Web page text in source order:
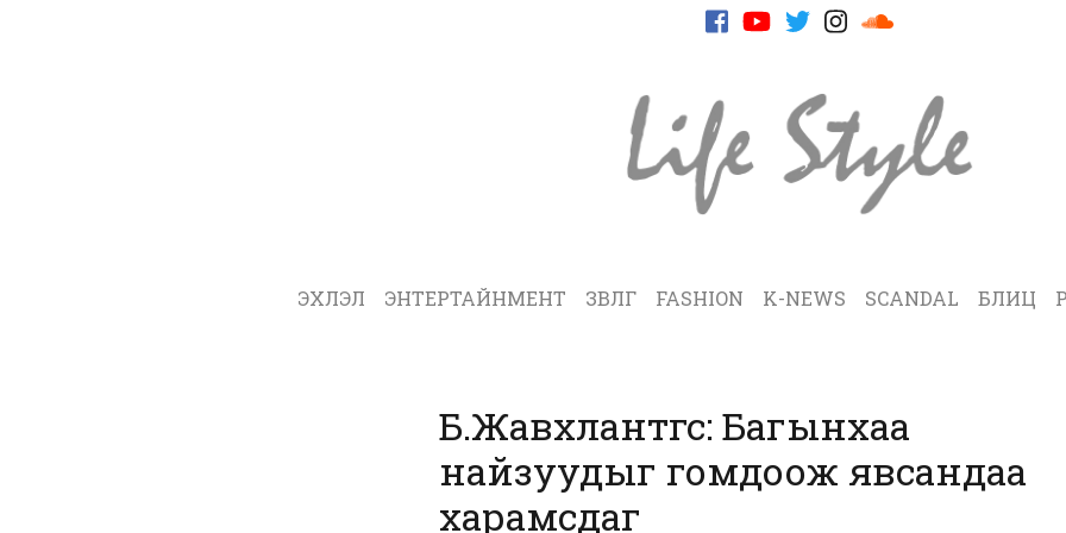
ЭХЛЭЛ ЭНТЕРТАЙНМЕНТ ЗӨВЛӨГӨӨ FASHION K-NEWS SCANDAL БЛИЦ
Б.Жавхлантөгс: Багынхаа
найзуудыг гомдоож явсандаа
харамсдаг